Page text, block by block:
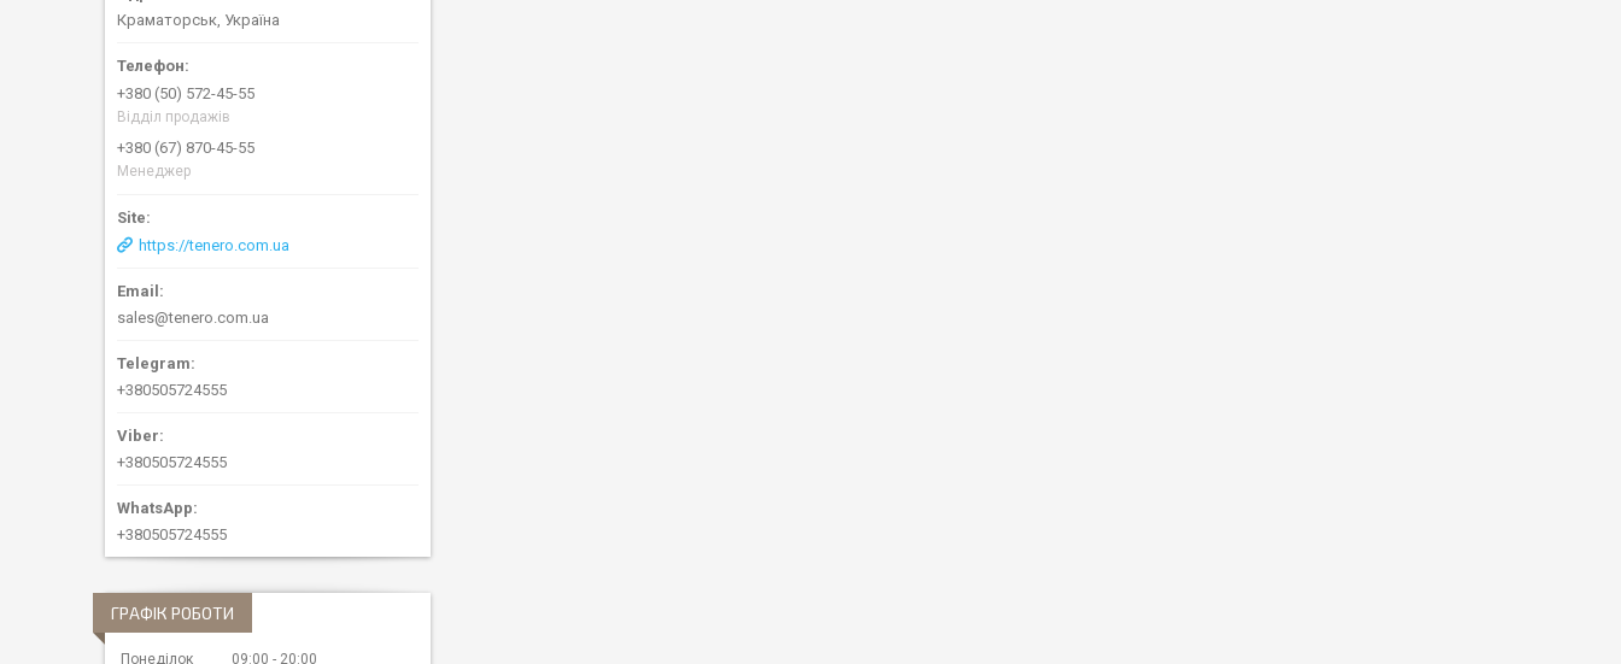
Краматорськ, Україна
+380 (50) 572-45-55
Відділ продажів
+380 (67) 870-45-55
Менеджер
https://tenero.com.ua
sales@tenero.com.ua
+380505724555
+380505724555
+380505724555
ГРАФІК РОБОТИ
Понеділок 09:00 20:00